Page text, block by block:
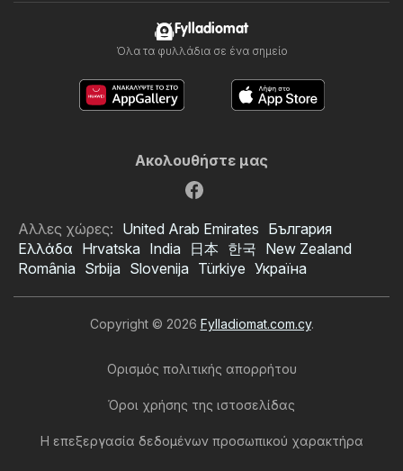
Fylladiomat
Όλα τα φυλλάδια σε ένα σημείο
Ακολουθήστε μας
Αλλες χώρες: United Arab Emirates България
Ελλάδα Hrvatska India 日本 한국 New Zealand
România Srbija Slovenija Türkiye Україна
Copyright © 2026 Fylladiomat.com.cy.
Ορισμός πολιτικής απορρήτου
Όροι χρήσης της ιστοσελίδας
Η επεξεργασία δεδομένων προσωπικού χαρακτήρα